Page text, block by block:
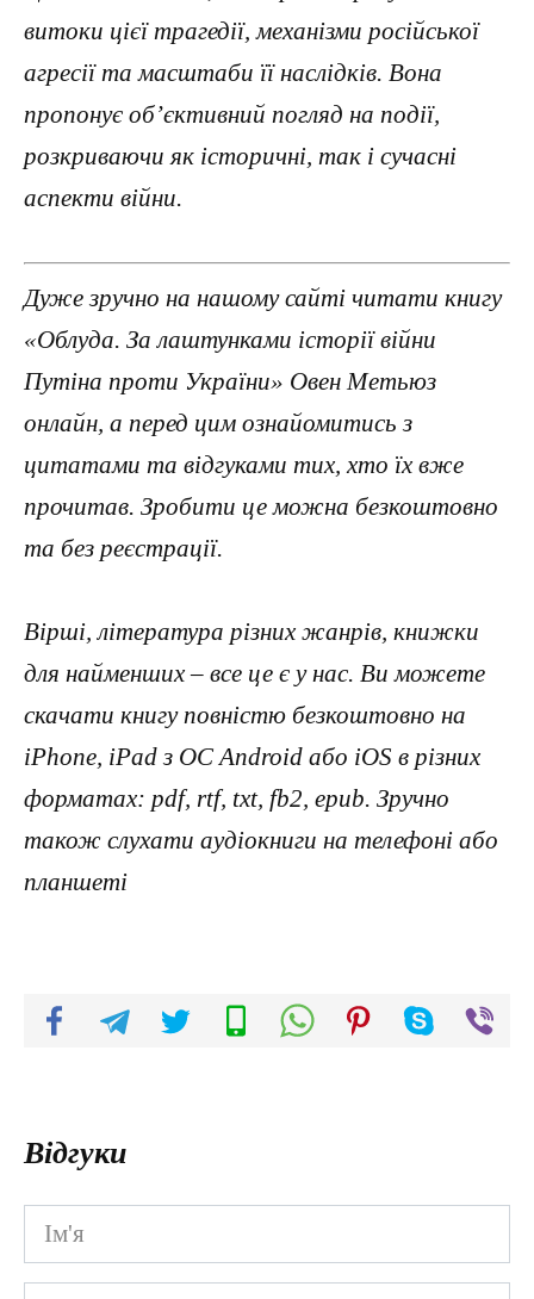
витоки цієї трагедії, механізми російської
агресії та масштаби її наслідків. Вона
пропонує об’єктивний погляд на події,
розкриваючи як історичні, так і сучасні
аспекти війни.
Дуже зручно на нашому сайті читати книгу
«Облуда. За лаштунками історії війни
Путіна проти України» Овен Метьюз
онлайн, а перед цим ознайомитись з
цитатами та відгуками тих, хто їх вже
прочитав. Зробити це можна безкоштовно
та без реєстрації.
Вірші, література різних жанрів, книжки
для найменших – все це є у нас. Ви можете
скачати книгу повністю безкоштовно на
iPhone, iPad з ОС Android або iOS в різних
форматах: pdf, rtf, txt, fb2, epub. Зручно
також слухати аудіокниги на телефоні або
планшеті
Відгуки
Ім'я
*